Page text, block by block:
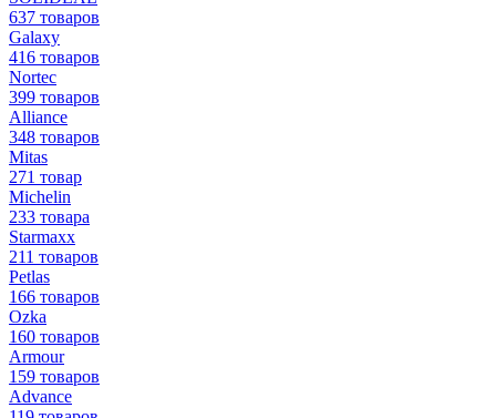
637 товаров
Galaxy
416 товаров
Nortec
399 товаров
Alliance
348 товаров
Mitas
271 товар
Michelin
233 товара
Starmaxx
211 товаров
Petlas
166 товаров
Ozka
160 товаров
Armour
159 товаров
Advance